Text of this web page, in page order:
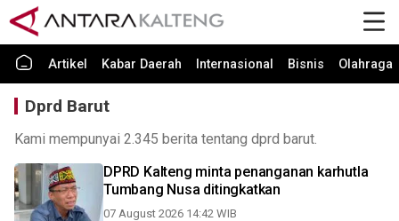
Artikel Kabar Daerah Internasional Bisnis Olahraga
Dprd Barut
Kami mempunyai 2.345 berita tentang dprd barut.
DPRD Kalteng minta penanganan karhutla
Tumbang Nusa ditingkatkan
07 August 2026 14:42 WIB